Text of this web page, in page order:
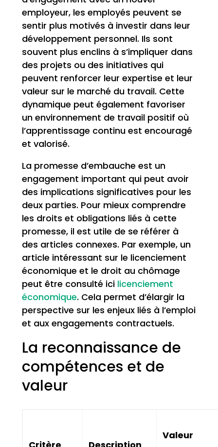
employeur, les employés peuvent se
sentir plus motivés à investir dans leur
développement personnel. Ils sont
souvent plus enclins à s’impliquer dans
des projets ou des initiatives qui
peuvent renforcer leur expertise et leur
valeur sur le marché du travail. Cette
dynamique peut également favoriser
un environnement de travail positif où
l’apprentissage continu est encouragé
et valorisé.
La promesse d’embauche est un
engagement important qui peut avoir
des implications significatives pour les
deux parties. Pour mieux comprendre
les droits et obligations liés à cette
promesse, il est utile de se référer à
des articles connexes. Par exemple, un
article intéressant sur le licenciement
économique et le droit au chômage
peut être consulté ici licenciement
économique. Cela permet d’élargir la
perspective sur les enjeux liés à l’emploi
et aux engagements contractuels.
La reconnaissance de
compétences et de
valeur
Valeur